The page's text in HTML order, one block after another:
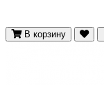
В корзину